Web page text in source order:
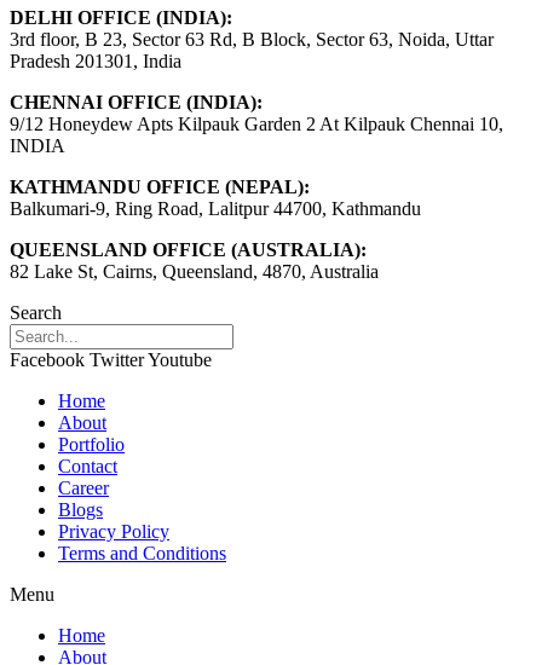
DELHI OFFICE (INDIA):
3rd floor, B 23, Sector 63 Rd, B Block, Sector 63, Noida, Uttar
Pradesh 201301, India
CHENNAI OFFICE (INDIA):
9/12 Honeydew Apts Kilpauk Garden 2 At Kilpauk Chennai 10,
INDIA
KATHMANDU OFFICE (NEPAL):
Balkumari-9, Ring Road, Lalitpur 44700, Kathmandu
QUEENSLAND OFFICE (AUSTRALIA):
82 Lake St, Cairns, Queensland, 4870, Australia
Search
Facebook TwitterYoutube
Home
About
Portfolio
Contact
Career
Blogs
Privacy Policy
Terms and Conditions
Menu
Home
About